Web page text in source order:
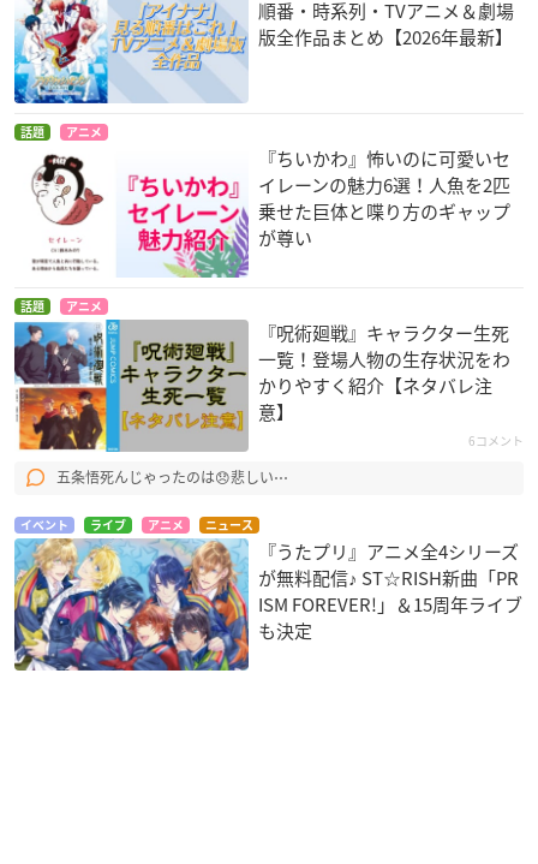
順番・時系列・TVアニメ＆劇場
版全作品まとめ【2026年最新】
話題 アニメ
『ちいかわ』怖いのに可愛いセ
イレーンの魅力6選！人魚を2匹
乗せた巨体と喋り方のギャップ
が尊い
話題 アニメ
『呪術廻戦』キャラクター生死
一覧！登場人物の生存状況をわ
かりやすく紹介【ネタバレ注
意】
6コメント
五条悟死んじゃったのは😞悲しい⋯
イベント ライブ アニメ ニュース
『うたプリ』アニメ全4シリーズ
が無料配信♪ ST☆RISH新曲「PR
ISM FOREVER!」＆15周年ライブ
も決定